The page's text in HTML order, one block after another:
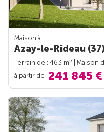
Maison à
Azay-le-Rideau
Terrain de : 463 m2 | Maison
à partir de 241 845 €